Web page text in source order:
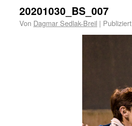
20201030_BS_007
Von Dagmar Sedlak-Breil | Publiziert